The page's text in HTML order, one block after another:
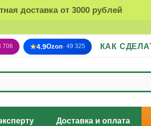
доставка от 3000 рублей
706 ★4.9Ozon· 49 325 КАК
Доставка и оплата